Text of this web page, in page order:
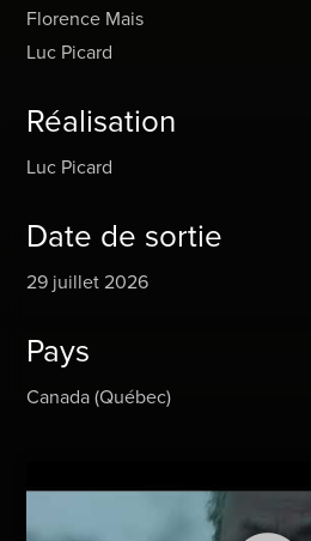
Florence Mais
Luc Picard
Réalisation
Luc Picard
Date de sortie
29 juillet 2026
Pays
Canada (Québec)